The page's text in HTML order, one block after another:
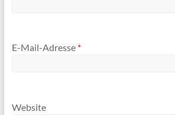
E-Mail-Adresse *
Website